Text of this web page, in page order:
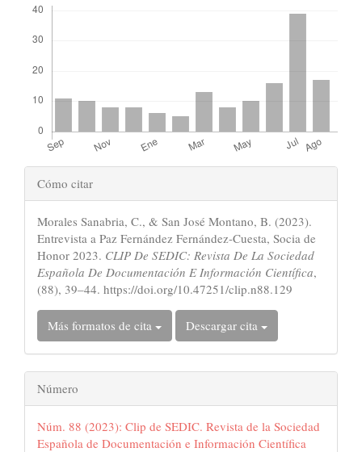
Detalles
del
artículo
Cómo citar
Morales Sanabria, C., & San José Montano, B. (2023).
Entrevista a Paz Fernández Fernández-Cuesta, Socia de
Honor 2023. CLIP De SEDIC: Revista De La Sociedad
Española De Documentación E Información Científica,
(88), 39–44. https://doi.org/10.47251/clip.n88.129
Más formatos de cita Descargar cita
Número
Núm. 88 (2023): Clip de SEDIC. Revista de la Sociedad
Española de Documentación e Información Científica